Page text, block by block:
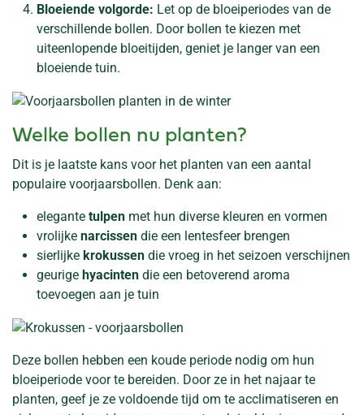
Bloeiende volgorde: Let op de bloeiperiodes van de
verschillende bollen. Door bollen te kiezen met
uiteenlopende bloeitijden, geniet je langer van een
bloeiende tuin.
Welke bollen nu planten?
Dit is je laatste kans voor het planten van een aantal
populaire voorjaarsbollen. Denk aan:
elegante tulpen met hun diverse kleuren en vormen
vrolijke narcissen die een lentesfeer brengen
sierlijke krokussen die vroeg in het seizoen verschijnen
geurige hyacinten die een betoverend aroma
toevoegen aan je tuin
Deze bollen hebben een koude periode nodig om hun
bloeiperiode voor te bereiden. Door ze in het najaar te
planten, geef je ze voldoende tijd om te acclimatiseren en